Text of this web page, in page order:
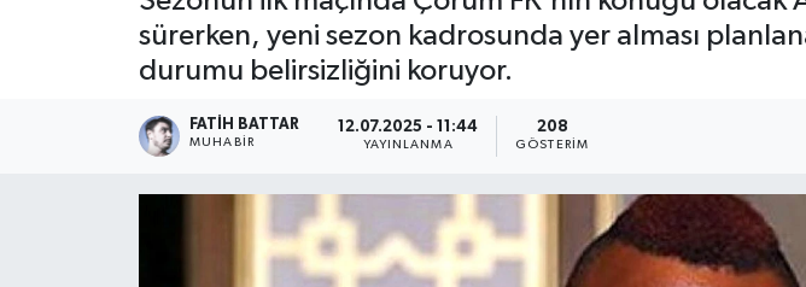
sürerken, yeni sezon kadrosunda yer alması
durumu belirsizliğini koruyor.
FATIH BATTAR
MUHABIR
12.07.2025 - 11:44
YAYINLANMA
208
GÖSTERIM
EKONOMİ
GÜNCEL
Süper Lig Puan Durumu ve Fikstür
Tüm Manşetler